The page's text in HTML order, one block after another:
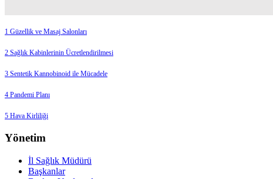
1 Güzellik ve Masaj Salonları
2 Sağlık Kabinlerinin Ücretlendirilmesi
3 Sentetik Kannobinoid ile Mücadele
4 Pandemi Planı
5 Hava Kirliliği
Yönetim
İl Sağlık Müdürü
Başkanlar